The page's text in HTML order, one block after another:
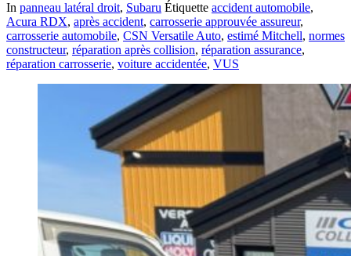
In panneau latéral droit, Subaru Étiquette accident automobile,
Acura RDX, après accident, carrosserie approuvée assureur,
carrosserie automobile, CSN Versatile Auto, estimé Mitchell, normes
constructeur, réparation après collision, réparation assurance,
réparation carrosserie, voiture accidentée, VUS